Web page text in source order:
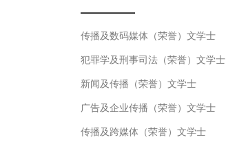
传播及数码媒体（荣誉）文学士
犯罪学及刑事司法（荣誉）文学士
新闻及传播（荣誉）文学士
广告及企业传播（荣誉）文学士
传播及跨媒体（荣誉）文学士